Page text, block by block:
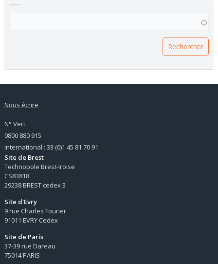
Nous écrire
N° Vert
0800 880 915
International : 33 (0)1 45 81 70 91
Site de Brest
Technopole Brest-Iroise
CS83818
29238 BREST cedex 3
Site d'Evry
9 rue Charles Fourier
91011 EVRY Cedex
Site de Paris
37-39 rue Dareau
75014 PARIS